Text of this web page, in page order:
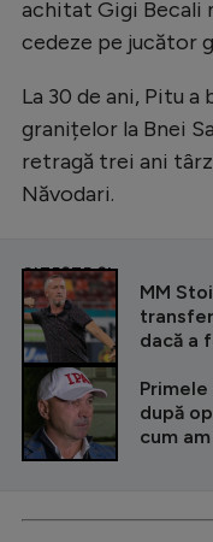
achitat Gigi Becali
cedeze pe jucător
La 30 de ani, Pitu
granițelor la Bnei
retragă trei ani
Năvodari.
CITEȘTE ȘI
MM
dacă a
după
cum am